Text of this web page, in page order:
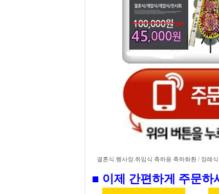
결혼식.행사장.취임식 축하용 축하화환 / 장례
■ 이제 간편하게 주문하